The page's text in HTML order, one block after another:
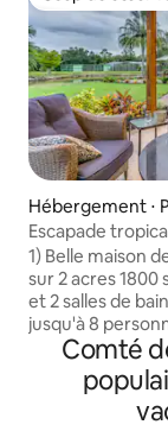
Hébergement ⋅
a
Escapade
1) Belle maison
sur 2 acres
et 2 salles de
jusqu'à 8
grande piscine
d'un grand
bar/barbecue
paysage
Comté